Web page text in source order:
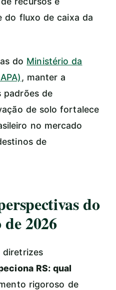
do fluxo de caixa da
do Ministério da
, manter a
padrões de
de solo fortalece
no mercado
de
do
2026
diretrizes
RS: qual
rigoroso de